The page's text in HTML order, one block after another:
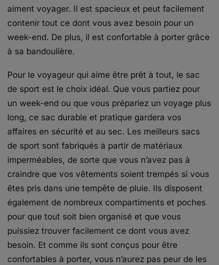
aiment voyager. Il est spacieux et peut facilement
contenir tout ce dont vous avez besoin pour un
week-end. De plus, il est confortable à porter grâce
à sa bandoulière.
Pour le voyageur qui aime être prêt à tout, le sac
de sport est le choix idéal. Que vous partiez pour
un week-end ou que vous prépariez un voyage plus
long, ce sac durable et pratique gardera vos
affaires en sécurité et au sec. Les meilleurs sacs
de sport sont fabriqués à partir de matériaux
imperméables, de sorte que vous n’avez pas à
craindre que vos vêtements soient trempés si vous
êtes pris dans une tempête de pluie. Ils disposent
également de nombreux compartiments et poches
pour que tout soit bien organisé et que vous
puissiez trouver facilement ce dont vous avez
besoin. Et comme ils sont conçus pour être
confortables à porter, vous n’aurez pas peur de les